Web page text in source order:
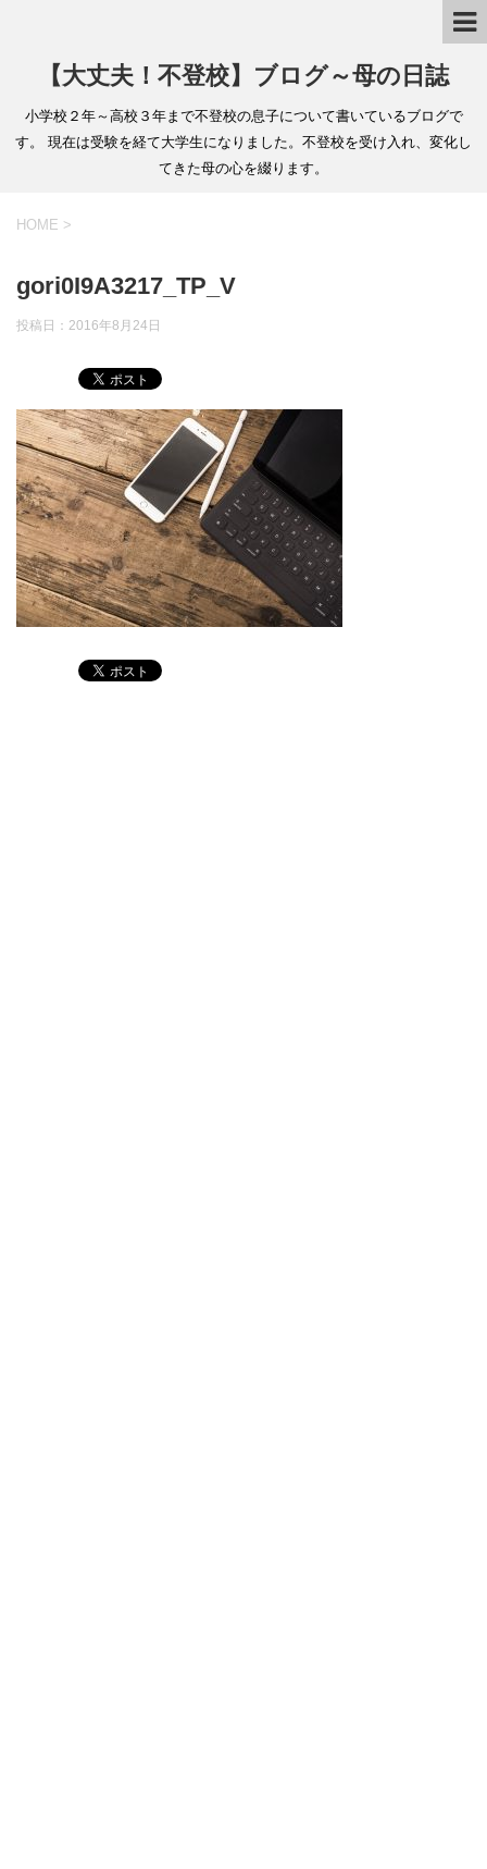
【大丈夫！不登校】ブログ～母の日誌
小学校２年～高校３年まで不登校の息子について書いているブログで
す。 現在は受験を経て大学生になりました。不登校を受け入れ、変化し
てきた母の心を綴ります。
HOME >
gori0I9A3217_TP_V
投稿日： 2016年8月24日